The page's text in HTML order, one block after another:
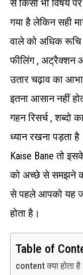
से किसी भी विषय
गया है लेकिन सही
वाले को अधिक रूचि
फीलिंग , अट्रैक्शन
उतार चढ़ाव का
इतना आसान नहीं
गहन रिसर्च , शब्दो
ध्यान रखना पड़ता
Kaise Bane तो
को अच्छे से समझने
से पहले आपको यह
होता है।
Table of
content क्या होता